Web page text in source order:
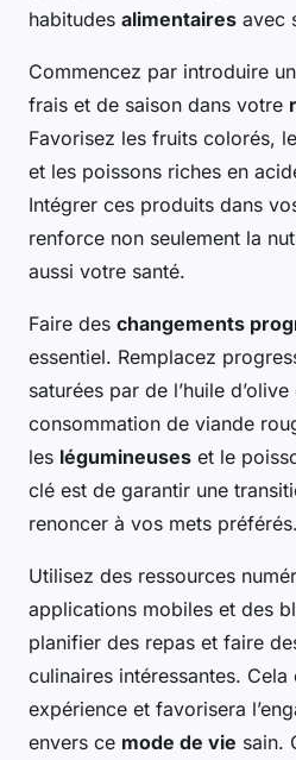
habitudes alimentaires avec
Commencez par introduire
frais et de saison dans votre
Favorisez les fruits colorés,
et les poissons riches en
Intégrer ces produits dans
renforce non seulement la
aussi votre santé.
Faire des changements
essentiel. Remplacez
saturées par de l’huile
consommation de viande
les légumineuses et le
clé est de garantir une
renoncer à vos mets préférés.
Utilisez des ressources
applications mobiles et des
planifier des repas et faire
culinaires intéressantes.
expérience et favorisera
envers ce mode de vie sain.